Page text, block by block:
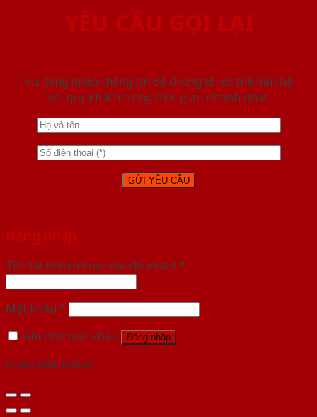
YÊU CẦU GỌI LẠI
Vui lòng nhập thông tin để chúng tôi có thể liên hệ
với quý khách trong thời gian nhanh nhất.
Đăng nhập
Tên tài khoản hoặc địa chỉ email *
Mật khẩu *
Ghi nhớ mật khẩu
Đăng nhập
Quên mật khẩu?